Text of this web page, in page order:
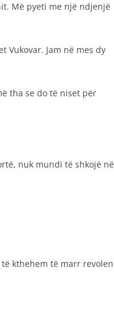
Më pyeti me një ndjenjë
Vukovar. Jam në mes dy
tha se do të niset për
nuk mundi të shkojë në
kthehem të marr revolen